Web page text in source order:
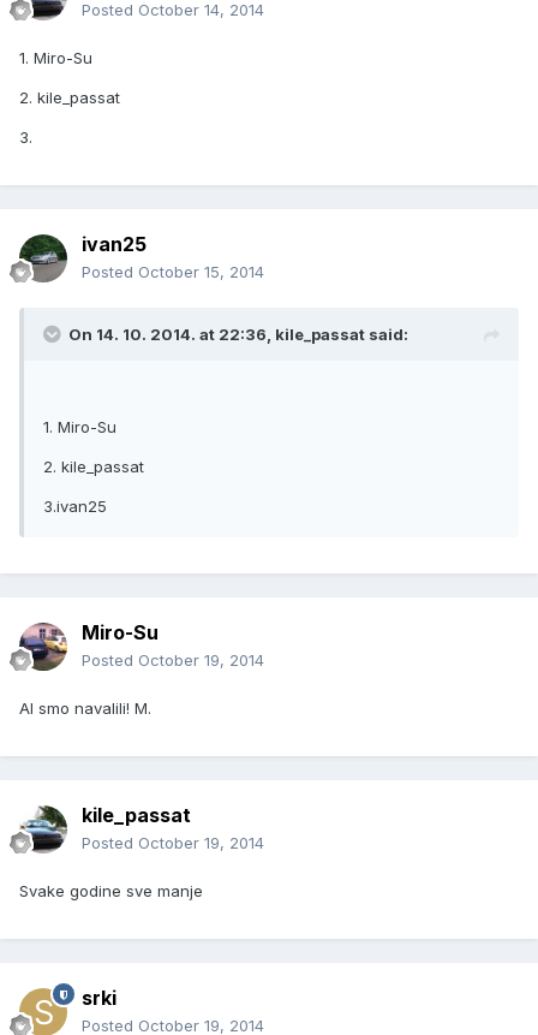
Posted October 14, 2014
1. Miro-Su
2. kile_passat
3.
ivan25
Posted October 15, 2014
On 14. 10. 2014. at 22:36, kile_passat said:
1. Miro-Su
2. kile_passat
3.ivan25
Miro-Su
Posted October 19, 2014
Al smo navalili! M.
kile_passat
Posted October 19, 2014
Svake godine sve manje
srki
Posted October 19, 2014